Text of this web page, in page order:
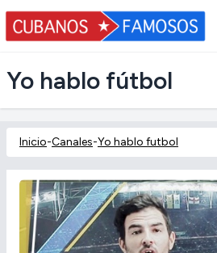
Yo hablo fútbol
Inicio-Canales-Yo hablo futbol